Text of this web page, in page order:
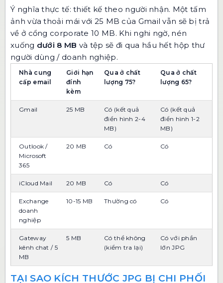
Ý nghĩa thực tế: thiết kế theo người nhận. Một tấm
ảnh vừa thoải mái với 25 MB của Gmail vẫn sẽ bị trả
về ở cổng corporate 10 MB. Khi nghi ngờ, nén
xuống dưới 8 MB và tệp sẽ đi qua hầu hết hộp thư
người dùng / doanh nghiệp.
Nhà cung
cấp email
Giới hạn
đính
kèm
Qua ở chất
lượng 75?
Qua ở chất
lượng 65?
Gmail 25 MB
Có (kết quả
điển hình 2-4
MB)
Có (kết quả
điển hình 1-2
MB)
Outlook /
Microsoft
365
20 MB Có Có
iCloud Mail 20 MB Có Có
Exchange
doanh
nghiệp
10-15 MB Thường có Có
Gateway
kênh chat / 5
MB
5 MB
Có thể không
(kiểm tra lại)
Có với phần
lớn JPG
TẠI SAO KÍCH THƯỚC JPG BỊ CHI PHỐI